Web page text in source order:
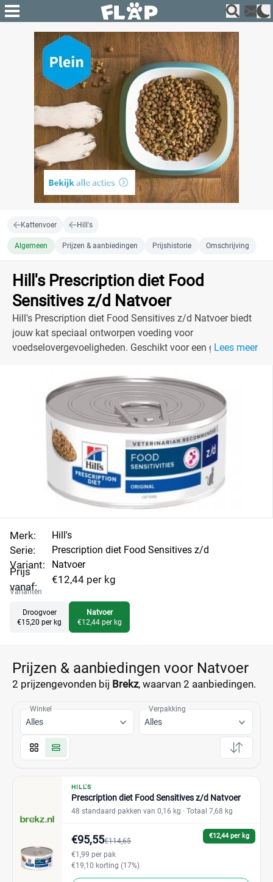
Kattenvoer Hill's
Algemeen Prijzen & aanbiedingen Prijshistorie Omschrijving
Hill's Prescription diet Food
Sensitives z/d Natvoer
Hill's Prescription diet Food Sensitives z/d Natvoer biedt
jouw kat speciaal ontworpen voeding voor
voedselovergevoeligheden. Geschikt voor een gelukkige
Lees meer
Merk:
Serie:
Variant:
Prijs
vanaf:
Hill's
Prescription diet Food Sensitives z/d
Natvoer
€12,44 per kg
Varianten
Droogvoer
€15,20 per kg
Natvoer
€12,44 per kg
Prijzen & aanbiedingen voor Natvoer
2 prijzengevonden bij Brekz, waarvan 2 aanbiedingen.
Winkel
Alles
Verpakking
Alles
HILL'S
Prescription diet Food Sensitives z/d Natvoer
48 standaard pakken van 0,16 kg · Totaal 7,68 kg
€12,44 per kg
€95,55€114,65
€1,99 per pak
€19,10 korting (17%)